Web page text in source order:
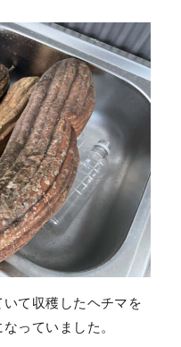
て収穫したヘチマを
っていました。